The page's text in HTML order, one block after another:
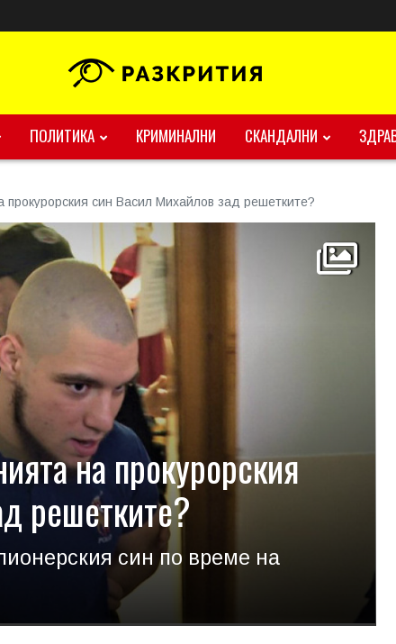
ПОЛИТИКА КРИМИНАЛНИ СКАНДАЛНИ
прокурорския син Васил Михайлов зад решетките?
на прокурорския
решетките?
син по време на